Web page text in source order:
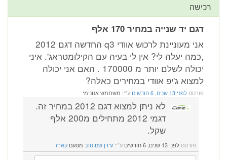
רכישה
דגם יד שנייה במחיר 170 אלף
אני מעוניינת לרכוש אוודי q3 החדשה דגם 2012
,כמה יעלה לי? אין לי בעיה עם הקילומטראג'. איני
יכולה לשלם יותר מ 170000 . האם אני יכולה
למצוא ג'יפ אוודי במחירים כאלה?
פורסם לפני 13 שנים, 6 חודשים ע"י: משתמש אנונימי
לא ניתן למצוא דגם 2012 במחיר זה.
דגמי 2012 מתחילים מ200 אלף
שקל.
פורסם לפני 13 שנים, 6 חודשים ע"י: עידן שם טוב מטעם קארז